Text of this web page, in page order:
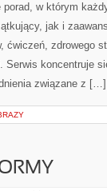
porad, w którym
jak i
ćwiczeń, zdrowego
Serwis koncentruje
związane z […]